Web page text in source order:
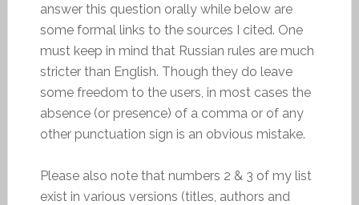
answer this question orally while below are
some formal links to the sources I cited. One
must keep in mind that Russian rules are much
stricter than English. Though they do leave
some freedom to the users, in most cases the
absence (or presence) of a comma or of any
other punctuation sign is an obvious mistake.
Please also note that numbers 2 & 3 of my list
exist in various versions (titles, authors and